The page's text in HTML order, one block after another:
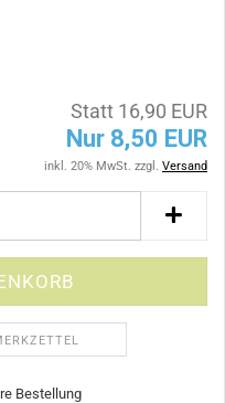
Statt 16,90 EUR
Nur 8,50 EUR
inkl. 20% MwSt. zzgl. Versand
Bestellung